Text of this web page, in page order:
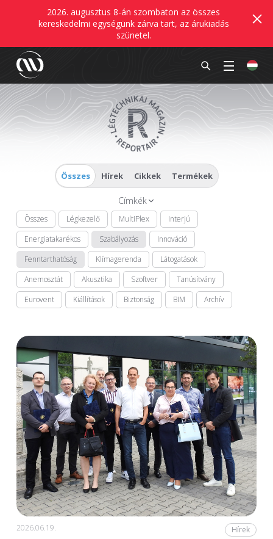
2026. augusztus 8-án szombaton az összes
kereskedelmi egységünk zárva tart, az árukiadás
szünetel.
Összes Hírek Cikkek Termékek
Címkék
Összes Légkezelő MultiPlex
Interjú
Energiatakarékos
Szabályozás
Innováció
Fenntarthatóság
Klímagerenda
Látogatások
Anemosztát
Akusztika Szoftver
Tanúsítvány
Eurovent
Kiállítások Biztonság BIM Archív
2026.06.19. Hírek